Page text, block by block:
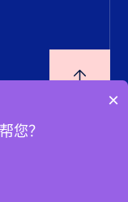
公司 |
×
您？